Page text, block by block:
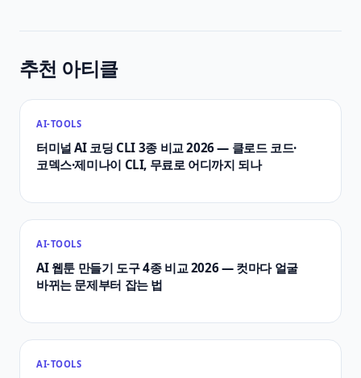
추천 아티클
AI-TOOLS
터미널 AI 코딩 CLI 3종 비교 2026 — 클로드 코드·
코덱스·제미나이 CLI, 무료로 어디까지 되나
AI-TOOLS
AI 웹툰 만들기 도구 4종 비교 2026 — 컷마다 얼굴
바뀌는 문제부터 잡는 법
AI-TOOLS